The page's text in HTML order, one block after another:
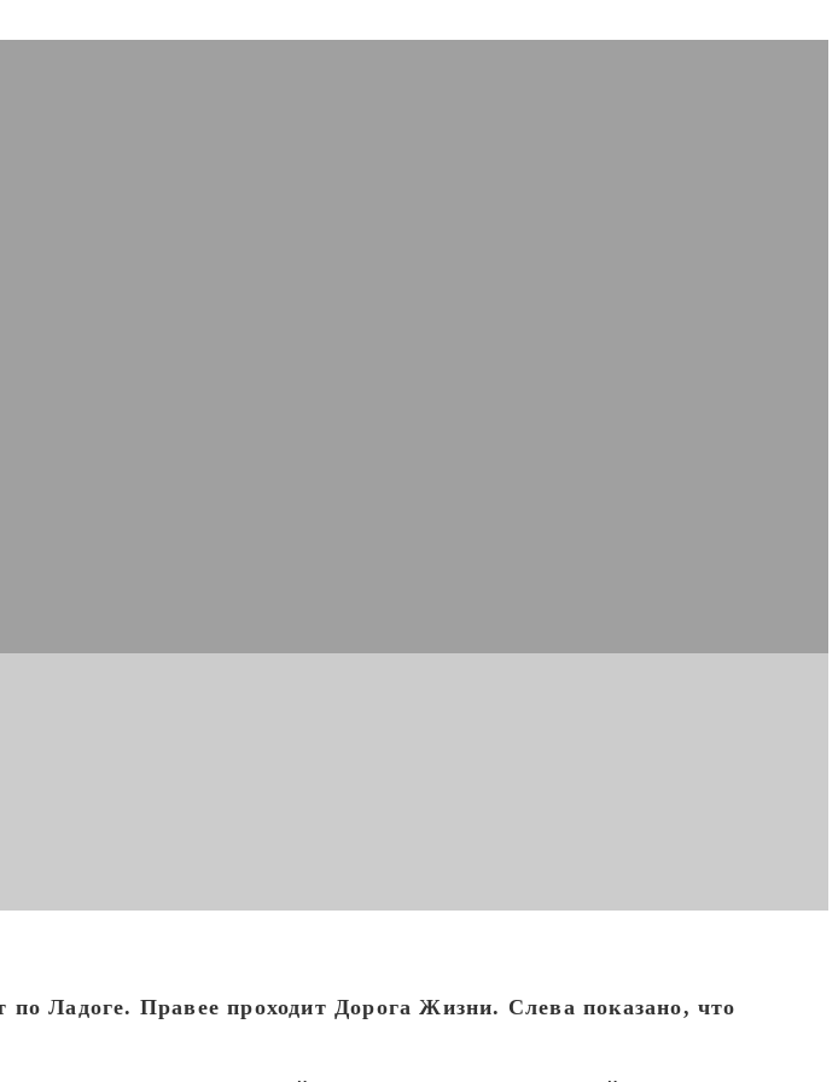
Ладоге. Правее проходит Дорога Жизни. Слева показано, что